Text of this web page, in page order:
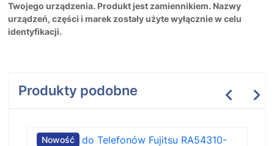
Twojego urządzenia. Produkt jest zamiennikiem. Nazwy
urządzeń, części i marek zostały użyte wyłącznie w celu
identyfikacji.
Produkty podobne
Nowość